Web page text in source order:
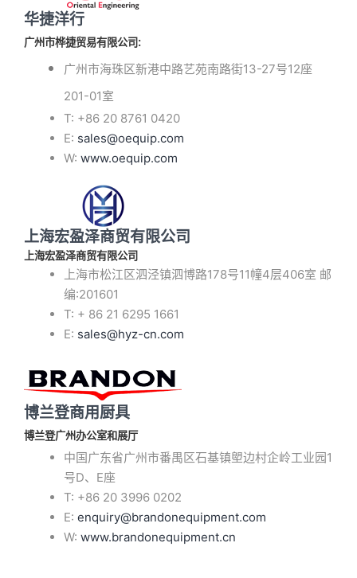
华捷洋行
广州市桦捷贸易有限公司:
广州市海珠区新港中路艺苑南路街13-27号12座
201-01室
T: +86 20 8761 0420
E: sales@oequip.com
W: www.oequip.com
上海宏盈泽商贸有限公司
上海宏盈泽商贸有限公司
上海市松江区泗泾镇泗博路178号11幢4层406室 邮
编:201601
T: + 86 21 6295 1661
E: sales@hyz-cn.com
博兰登商用厨具
博兰登广州办公室和展厅
中国广东省广州市番禺区石基镇塱边村企岭工业园1
号D、E座
T: +86 20 3996 0202
E: enquiry@brandonequipment.com
W: www.brandonequipment.cn